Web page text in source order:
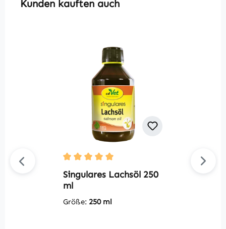
Kunden kauften auch
Durchschnittliche Bewertung von 5 von 5
Singulares Lachsöl 250
ml
Größe: 250 ml